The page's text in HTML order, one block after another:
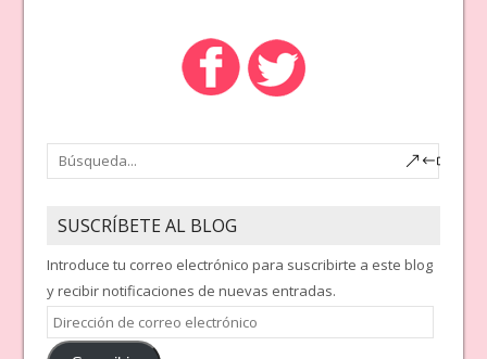
SUSCRÍBETE AL BLOG
Introduce tu correo electrónico para suscribirte a este blog
y recibir notificaciones de nuevas entradas.
Dirección
de